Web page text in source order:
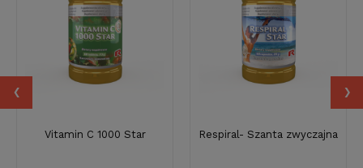
Vitamin C 1000 Star Respiral- Szanta zwyczajna
‹ ›